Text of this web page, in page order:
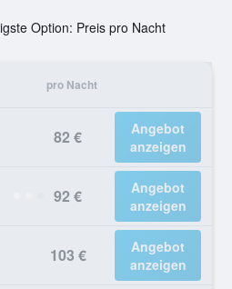
Option: Preis pro Nacht
pro Nacht
82 €
Angebot
anzeigen
92 €
Angebot
anzeigen
103 €
Angebot
anzeigen